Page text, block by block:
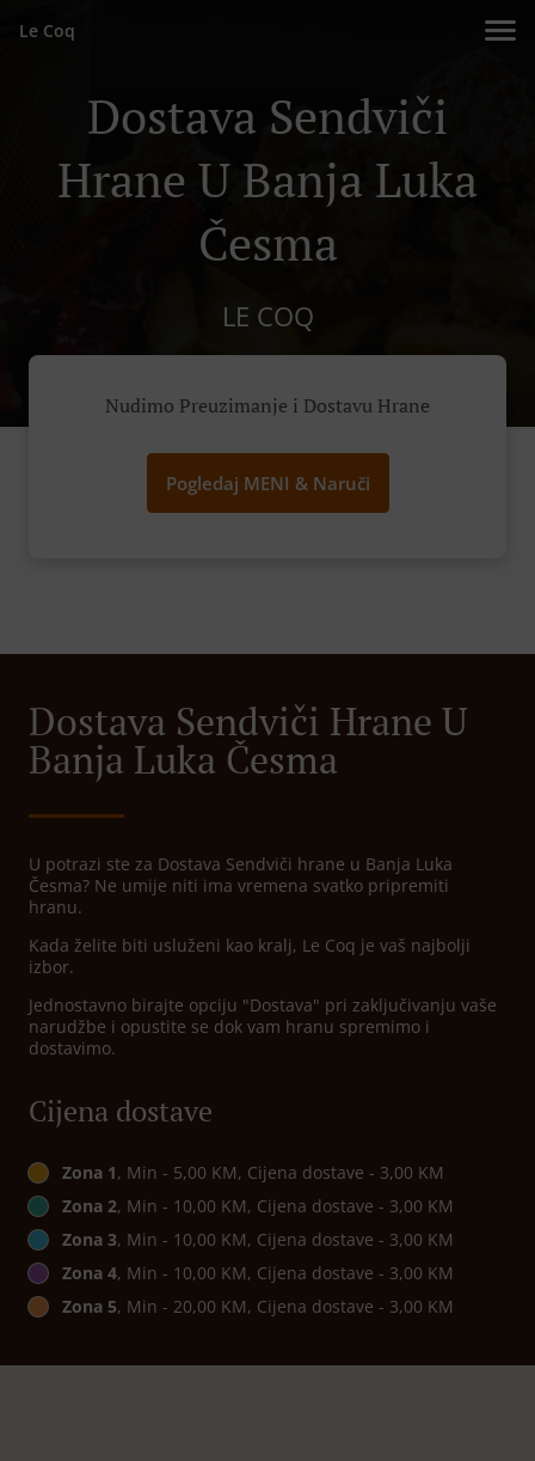
Le Coq
Dostava Sendviči
Hrane U Banja Luka
Česma
LE COQ
Nudimo Preuzimanje i Dostavu Hrane
Pogledaj MENI & Naruči
Dostava Sendviči Hrane U
Banja Luka Česma
U potrazi ste za Dostava Sendviči hrane u Banja Luka
Česma? Ne umije niti ima vremena svatko pripremiti
hranu.
Kada želite biti usluženi kao kralj, Le Coq je vaš najbolji
izbor.
Jednostavno birajte opciju "Dostava" pri zaključivanju vaše
narudžbe i opustite se dok vam hranu spremimo i
dostavimo.
Cijena dostave
Zona 1, Min - 5,00 KM, Cijena dostave - 3,00 KM
Zona 2, Min - 10,00 KM, Cijena dostave - 3,00 KM
Zona 3, Min - 10,00 KM, Cijena dostave - 3,00 KM
Zona 4, Min - 10,00 KM, Cijena dostave - 3,00 KM
Zona 5, Min - 20,00 KM, Cijena dostave - 3,00 KM